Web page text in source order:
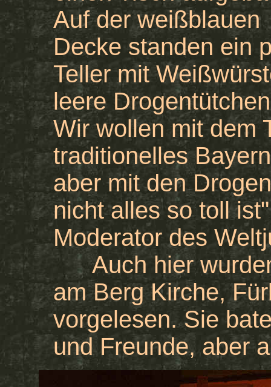
Auf der weißblauen
Decke standen ein
Teller mit
leere
Wir wollen mit dem
traditionelles
aber mit den
nicht alles so toll
Moderator des
Auch hier
am Berg Kirche,
vorgelesen. Sie
und Freunde, aber